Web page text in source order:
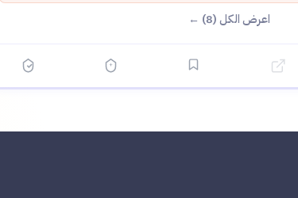
اعرض الكل (8) ←